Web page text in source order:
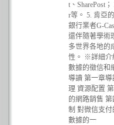
t、SharePost
r等。 5. 肯亞
銀行業者G-
還伴隨著學術
多世界各地的
性。 ※詳細介
數據的徵信和
導讀 第一章
理 資源配置
的網路銷售
制 對微信支
數據的一